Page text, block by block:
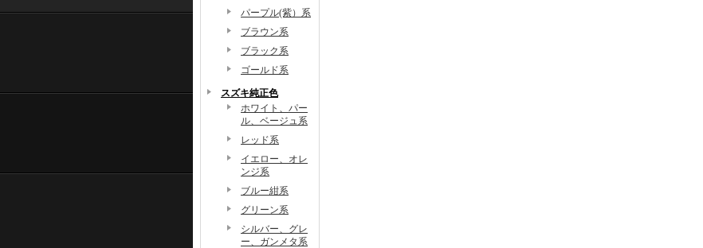
パープル(紫）系
ブラウン系
ブラック系
ゴールド系
スズキ純正色
ホワイト、パー
ル、ベージュ系
レッド系
イエロー、オレ
ンジ系
ブルー紺系
グリーン系
シルバー、グレ
ー、ガンメタ系